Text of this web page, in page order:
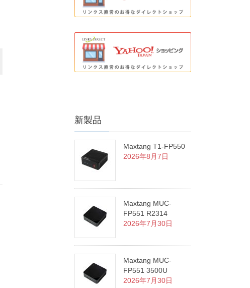
新製品
Maxtang T1-FP550
2026年8月7日
Maxtang MUC-
FP551 R2314
2026年7月30日
Maxtang MUC-
FP551 3500U
2026年7月30日